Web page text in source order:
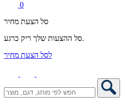
0
סל הצעת מחיר
סל ההצעות שלך ריק כרגע.
לסל הצעת מחיר